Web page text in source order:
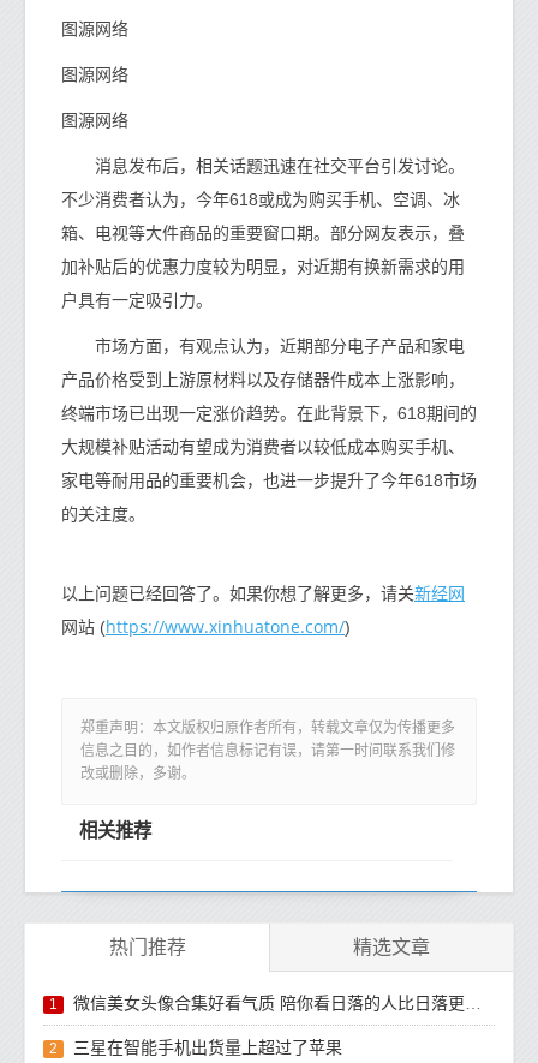
图源网络
图源网络
图源网络
消息发布后，相关话题迅速在社交平台引发讨论。
不少消费者认为，今年618或成为购买手机、空调、冰
箱、电视等大件商品的重要窗口期。部分网友表示，叠
加补贴后的优惠力度较为明显，对近期有换新需求的用
户具有一定吸引力。
市场方面，有观点认为，近期部分电子产品和家电
产品价格受到上游原材料以及存储器件成本上涨影响，
终端市场已出现一定涨价趋势。在此背景下，618期间的
大规模补贴活动有望成为消费者以较低成本购买手机、
家电等耐用品的重要机会，也进一步提升了今年618市场
的关注度。
以上问题已经回答了。如果你想了解更多，请关新经网
网站 (https://www.xinhuatone.com/)
郑重声明：本文版权归原作者所有，转载文章仅为传播更多
信息之目的，如作者信息标记有误，请第一时间联系我们修
改或删除，多谢。
相关推荐
热门推荐 精选文章
1 微信美女头像合集好看气质 陪你看日落的人比日落更浪漫
2 三星在智能手机出货量上超过了苹果